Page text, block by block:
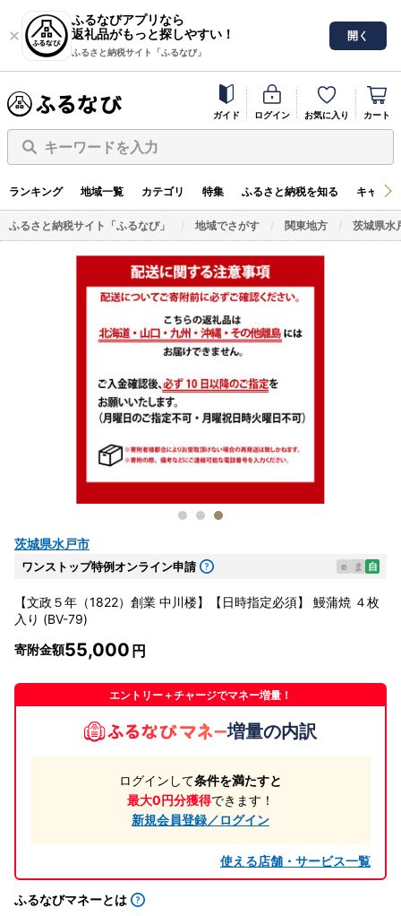
ふるなびアプリなら
返礼品がもっと探しやすい！
ふるさと納税サイト「ふるなび」
開く
ガイド ログイン お気に入り カート
キーワードを入力
ランキング 地域一覧 カテゴリ 特集 ふるさと納税を知る キャン
ふるさと納税サイト「ふるなび」 地域でさがす 関東地方 茨城県水
茨城県水戸市
ワンストップ特例オンライン申請 e ま 自
【文政５年（1822）創業 中川楼】【日時指定必須】 鰻蒲焼 ４枚
入り (BV-79)
寄附金額55,000
エントリー＋チャージでマネー増量！
増量の内訳
ログインして条件を満たすと
最大0円分獲得できます！
新規会員登録／ログイン
使える店舗・サービス一覧
ふるなびマネーとは